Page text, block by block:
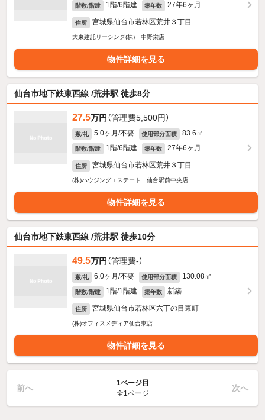
階数/階建 1階/6階建 築年数 27年6ヶ月
住所 宮城県仙台市若林区荒井３丁目
大東建託リーシング(株) 中野栄店
物件詳細を見る
仙台市地下鉄東西線 /荒井駅 徒歩8分
27.5万円 （管理費5,500円）
敷/礼 5.0ヶ月/不要 使用部分面積 83.6㎡
階数/階建 1階/6階建 築年数 27年6ヶ月
住所 宮城県仙台市若林区荒井３丁目
(株)ハウジングエステート 仙台駅前中央店
物件詳細を見る
仙台市地下鉄東西線 /荒井駅 徒歩10分
49.5万円 （管理費-）
敷/礼 6.0ヶ月/不要 使用部分面積 130.08㎡
階数/階建 1階/1階建 築年数 新築
住所 宮城県仙台市若林区六丁の目東町
(株)オフィスメディア仙台東店
物件詳細を見る
前へ
1ページ目
全1ページ
次へ